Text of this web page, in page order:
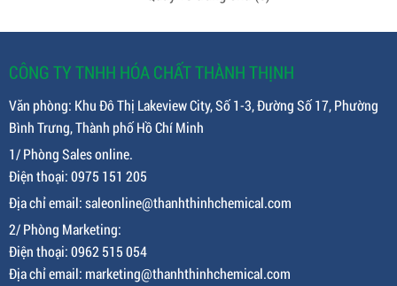
CÔNG TY TNHH HÓA CHẤT THÀNH THỊNH
Văn phòng: Khu Đô Thị Lakeview City, Số 1-3, Đường Số 17, Phường
Bình Trưng, Thành phố Hồ Chí Minh
1/ Phòng Sales online.
Điện thoại: 0975 151 205
Địa chỉ email: saleonline@thanhthinhchemical.com
2/ Phòng Marketing:
Điện thoại: 0962 515 054
Địa chỉ email: marketing@thanhthinhchemical.com